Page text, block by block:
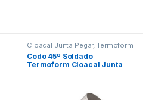
Cloacal Junta Pegar,Termoform
Codo 45º Soldado
Termoform Cloacal Junta